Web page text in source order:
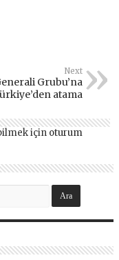
Next
Grubu’na
atama
için oturum